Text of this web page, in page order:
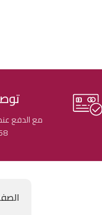
مع الدفع
58 ولاية